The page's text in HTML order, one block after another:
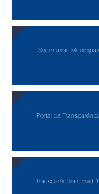
Secretarias
Portal da
Transparência Covid-